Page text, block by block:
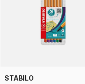
STABILO